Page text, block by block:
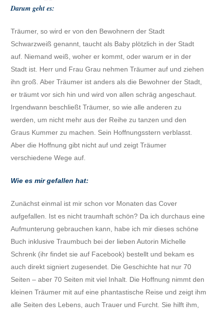
Darum geht es:
Träumer, so wird er von den Bewohnern der Stadt
Schwarzweiß genannt, taucht als Baby plötzlich in der Stadt
auf. Niemand weiß, woher er kommt, oder warum er in der
Stadt ist. Herr und Frau Grau nehmen Träumer auf und ziehen
ihn groß. Aber Träumer ist anders als die Bewohner der Stadt,
er träumt vor sich hin und wird von allen schräg angeschaut.
Irgendwann beschließt Träumer, so wie alle anderen zu
werden, um nicht mehr aus der Reihe zu tanzen und den
Graus Kummer zu machen. Sein Hoffnungsstern verblasst.
Aber die Hoffnung gibt nicht auf und zeigt Träumer
verschiedene Wege auf.
Wie es mir gefallen hat:
Zunächst einmal ist mir schon vor Monaten das Cover
aufgefallen. Ist es nicht traumhaft schön? Da ich durchaus eine
Aufmunterung gebrauchen kann, habe ich mir dieses schöne
Buch inklusive Traumbuch bei der lieben Autorin Michelle
Schrenk (ihr findet sie auf Facebook) bestellt und bekam es
auch direkt signiert zugesendet. Die Geschichte hat nur 70
Seiten – aber 70 Seiten mit viel Inhalt. Die Hoffnung nimmt den
kleinen Träumer mit auf eine phantastische Reise und zeigt ihm
alle Seiten des Lebens, auch Trauer und Furcht. Sie hilft ihm,